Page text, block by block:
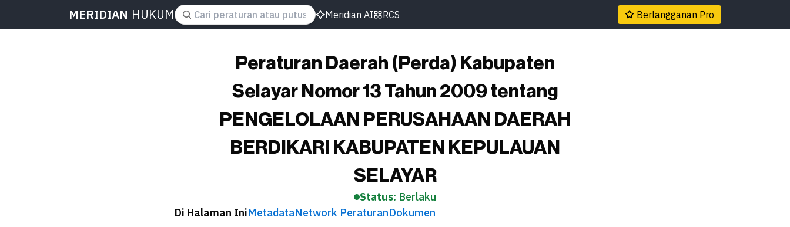
MERIDIAN HUKUM Meridian AI RCS Berlangganan Pro
Peraturan Daerah (Perda) Kabupaten
Selayar Nomor 13 Tahun 2009 tentang
PENGELOLAAN PERUSAHAAN DAERAH
BERDIKARI KABUPATEN KEPULAUAN
SELAYAR
Status: Berlaku
Di Halaman IniMetadataNetwork PeraturanDokumen